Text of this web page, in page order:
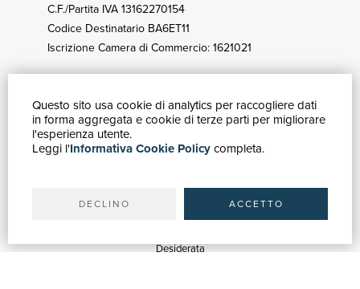
Questo sito usa cookie di analytics per raccogliere dati
in forma aggregata e cookie di terze parti per migliorare
l'esperienza utente.
Leggi l'Informativa Cookie Policycompleta.
DECLINO ACCETTO
C.F./Partita IVA 13162270154
Codice Destinatario BA6ET11
Iscrizione Camera di Commercio: 1621021
GUIDA ACQUISTI
Ricerca avanzata
Spedizioni
Desiderata